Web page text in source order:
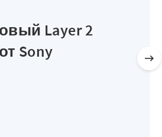
Layer 2
Sony